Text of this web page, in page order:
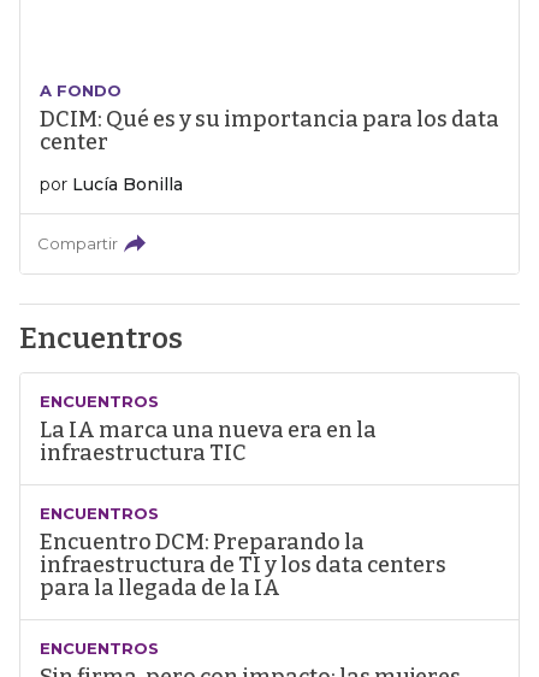
A FONDO
DCIM: Qué es y su importancia para los data
center
por Lucía Bonilla
Compartir
Encuentros
ENCUENTROS
La IA marca una nueva era en la
infraestructura TIC
ENCUENTROS
Encuentro DCM: Preparando la
infraestructura de TI y los data centers
para la llegada de la IA
ENCUENTROS